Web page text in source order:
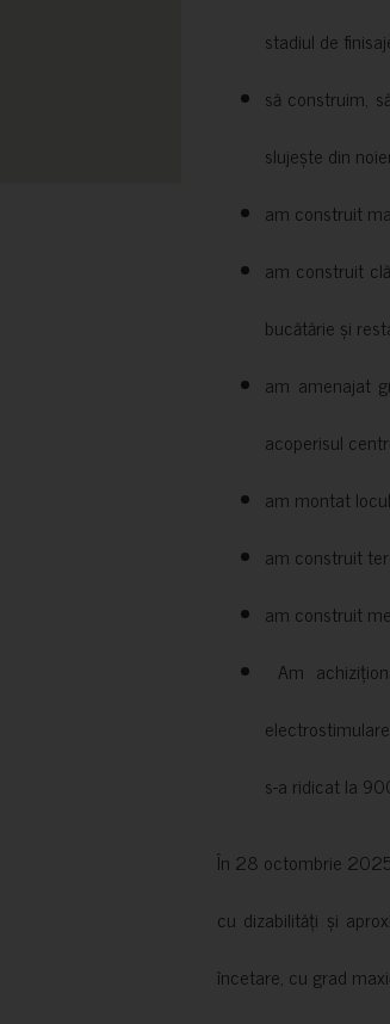
stadiul de
să construim,
slujește din
am construit
am construit
bucătărie și
am amenajat
acoperisul
am montat
am construit
am construit
Am
s-a ridicat la
În 28 octombrie
cu dizabilități și
încetare, cu grad